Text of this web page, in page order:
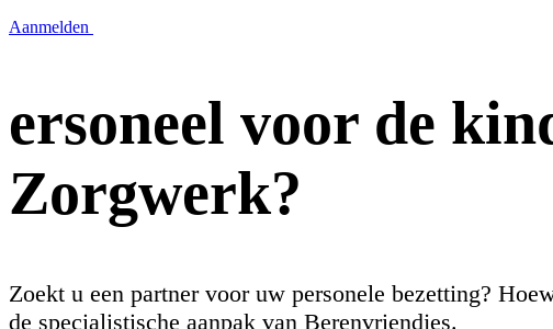
Aanmelden
ersoneel voor de
Zorgwerk?
Zoekt u een partner voor uw personele bezetting?
de specialistische aanpak van Berenvriendjes.